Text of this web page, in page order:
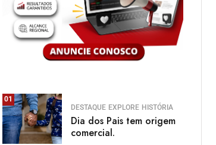
01
DESTAQUE EXPLORE HISTÓRIA
Dia dos Pais tem origem
comercial.